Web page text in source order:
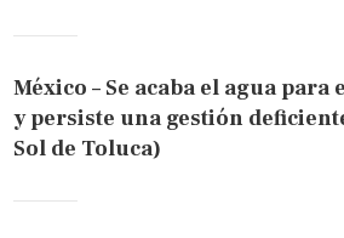
México – Se acaba el agua para
y persiste una gestión
Sol de Toluca)